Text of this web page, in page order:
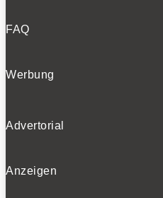
FAQ
Werbung
Advertorial
Anzeigen